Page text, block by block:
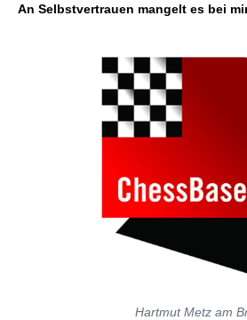
An Selbstvertrauen mangelt es bei
Hartmut Metz am